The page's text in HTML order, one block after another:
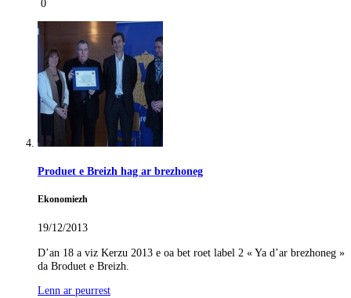
0
Produet e Breizh hag ar brezhoneg
Ekonomiezh
19/12/2013
D’an 18 a viz Kerzu 2013 e oa bet roet label 2 « Ya d’ar brezhoneg »
da Broduet e Breizh.
Lenn ar peurrest